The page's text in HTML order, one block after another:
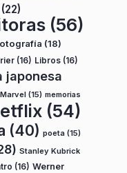
(22)
(56)
(18)
(16) Libros (16)
japonesa
Marvel (15) memorias
(54)
(40) poeta (15)
Stanley Kubrick
(16) Werner